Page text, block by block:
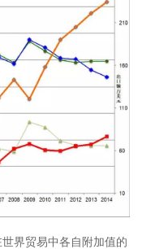
界贸易中各自附加值的